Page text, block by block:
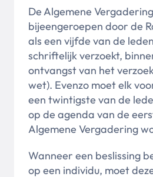
De Algemene
bijeengeroepen door de
als een vijfde van de
schriftelijk verzoekt,
ontvangst van het
wet). Evenzo moet elk
een twintigste van de
op de agenda van de
Algemene Vergadering
Wanneer een beslissing
op een individu, moet